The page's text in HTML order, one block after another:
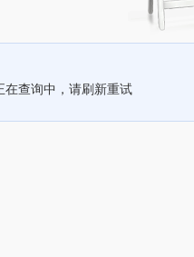
在查询中，请刷新重试